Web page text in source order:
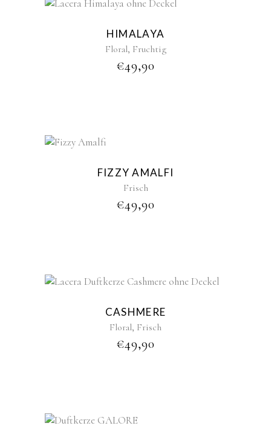
HIMALAYA
Floral, Fruchtig
€49,90
FIZZY AMALFI
Frisch
€49,90
CASHMERE
Floral, Frisch
€49,90